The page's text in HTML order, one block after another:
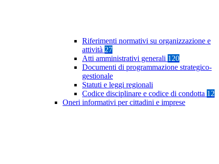
Riferimenti normativi su organizzazione e
attività 27
Atti amministrativi generali 120
Documenti di programmazione strategico-
gestionale
Statuti e leggi regionali
Codice disciplinare e codice di condotta 12
Oneri informativi per cittadini e imprese